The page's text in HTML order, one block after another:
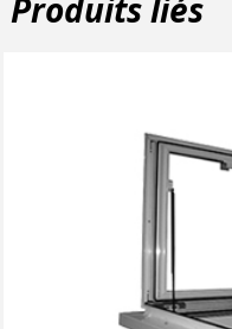
Produits liés